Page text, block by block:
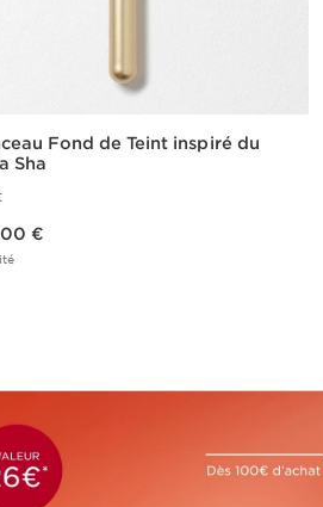
Fond de Teint inspiré du
Sha
€